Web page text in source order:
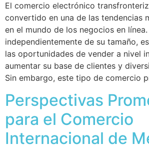
El comercio electrónico
convertido en una de las tendencias
en el mundo de los negocios en línea.
independientemente de su tamaño,
las oportunidades de vender a nivel
aumentar su base de clientes y
Sin embargo, este tipo de comercio
Perspectivas
para el Comercio
Internacional de